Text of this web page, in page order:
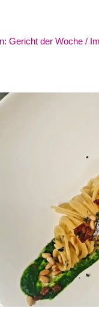
Gericht der Woche /